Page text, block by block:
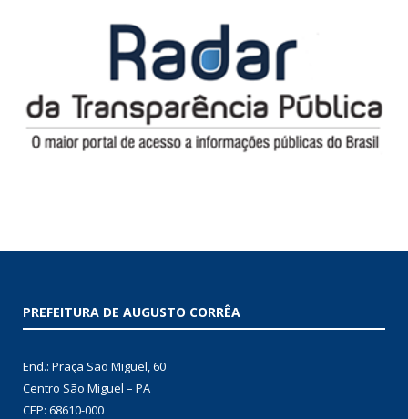
PREFEITURA DE AUGUSTO CORRÊA
End.: Praça São Miguel, 60
Centro São Miguel – PA
CEP: 68610-000